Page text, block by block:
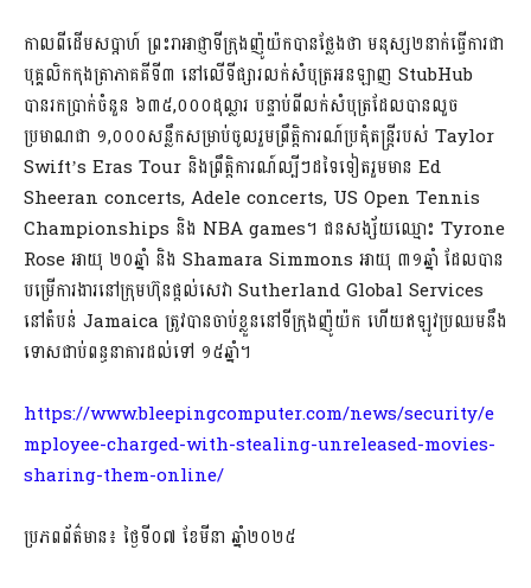
កាលពីដើមសប្តាហ៍ ព្រះរាអាជ្ញាទីក្រុងញ៉ូយ៉កបានថ្លែងថា មនុស្ស២នាក់ធ្វើការជា
បុគ្គលិកកុងត្រាភាគគីទី៣ នៅលើទីផ្សារលក់សំបុត្រអនឡាញ StubHub
បានរកប្រាក់ចំនួន ៦៣៥,០០០ដុល្លារ បន្ទាប់ពីលក់សំបុត្រដែលបានលួច
ប្រមាណជា ១,០០០សន្លឹកសម្រាប់ចូលរួមព្រឹត្តិការណ៍ប្រគុំតន្រ្តីរបស់ Taylor
Swift’s Eras Tour និងព្រឹត្តិការណ៍ល្បីៗដទៃទៀតរួមមាន Ed
Sheeran concerts, Adele concerts, US Open Tennis
Championships និង NBA games។ ជនសង្ស័យឈ្មោះ Tyrone
Rose អាយុ ២០ឆ្នាំ និង Shamara Simmons អាយុ ៣១ឆ្នាំ ដែលបាន
បម្រើការងារនៅក្រុមហ៊ុនផ្តល់សេវា Sutherland Global Services
នៅតំបន់ Jamaica ត្រូវបានចាប់ខ្លួននៅទីក្រុងញ៉ូយ៉ក ហើយឥឡូវប្រឈមនឹង
ទោសជាប់ពន្ធនាគារដល់ទៅ ១៥ឆ្នាំ។
https://www.bleepingcomputer.com/news/security/e
mployee-charged-with-stealing-unreleased-movies-
sharing-them-online/
ប្រភពព័ត៌មាន៖ ថ្ងៃទី០៧ ខែមីនា ឆ្នាំ២០២៥